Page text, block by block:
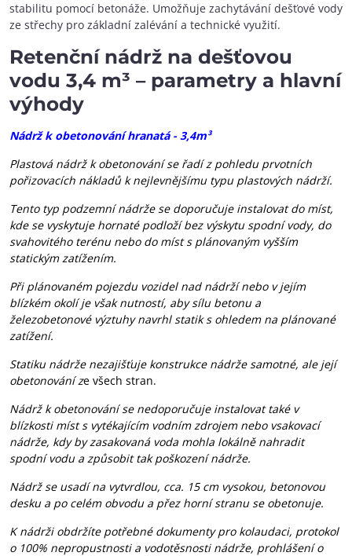
stabilitu pomocí betonáže. Umožňuje zachytávání dešťové vody
ze střechy pro základní zalévání a technické využití.
Retenční nádrž na dešťovou
vodu 3,4 m³ – parametry a hlavní
výhody
Nádrž k obetonování hranatá - 3,4m³
Plastová nádrž k obetonování se řadí z pohledu prvotních
pořizovacích nákladů k nejlevnějšímu typu plastových nádrží.
Tento typ podzemní nádrže se doporučuje instalovat do míst,
kde se vyskytuje hornaté podloží bez výskytu spodní vody, do
svahovitého terénu nebo do míst s plánovaným vyšším
statickým zatížením.
Při plánovaném pojezdu vozidel nad nádrží nebo v jejím
blízkém okolí je však nutností, aby sílu betonu a
železobetonové výztuhy navrhl statik s ohledem na plánované
zatížení.
Statiku nádrže nezajišťuje konstrukce nádrže samotné, ale její
obetonování ze všech stran.
Nádrž k obetonování se nedoporučuje instalovat také v
blízkosti míst s vytékajícím vodním zdrojem nebo vsakovací
nádrže, kdy by zasakovaná voda mohla lokálně nahradit
spodní vodu a způsobit tak poškození nádrže.
Nádrž se usadí na vytvrdlou, cca. 15 cm vysokou, betonovou
desku a po celém obvodu a přez horní stranu se obetonuje.
K nádrži obdržíte potřebné dokumenty pro kolaudaci, protokol
o 100% nepropustnosti a vodotěsnosti nádrže, prohlášení o